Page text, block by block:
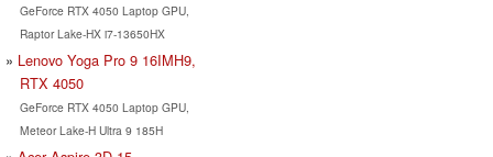
GeForce RTX 4050 Laptop GPU,
Raptor Lake-HX i7-13650HX
Lenovo Yoga Pro 9 16IMH9,
RTX 4050
GeForce RTX 4050 Laptop GPU,
Meteor Lake-H Ultra 9 185H